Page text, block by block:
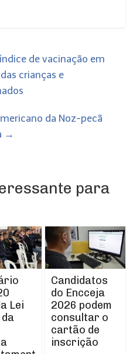
de vacinação em
crianças e
da Noz-pecã
→
para
Lei
Candidatos
do Encceja
2026 podem
consultar o
cartão de
inscrição